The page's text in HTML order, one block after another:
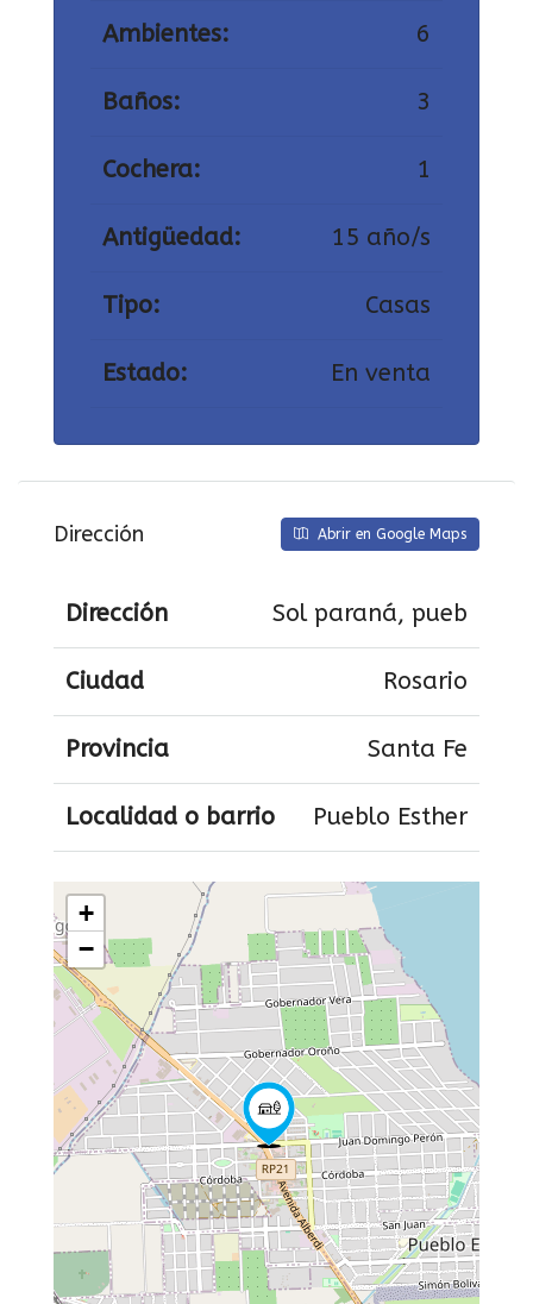
Ambientes: 6
Baños: 3
Cochera: 1
Antigüedad: 15 año/s
Tipo: Casas
Estado: En venta
Dirección Abrir en Google Maps
Dirección Sol paraná, pueb
Ciudad Rosario
Provincia Santa Fe
Localidad o barrio Pueblo Esther
+
−